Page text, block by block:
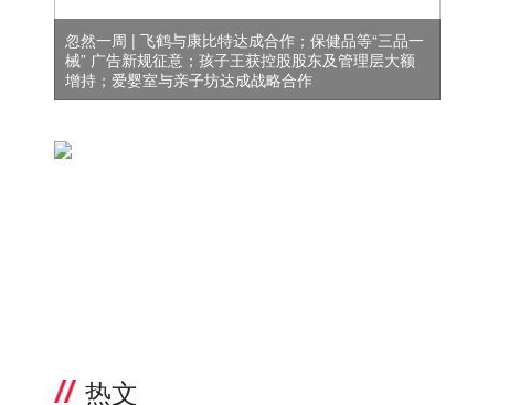
忽然一周 | 飞鹤与康比特达成合作；保健品等“三品一
械” 广告新规征意；孩子王获控股股东及管理层大额
增持；爱婴室与亲子坊达成战略合作
热文